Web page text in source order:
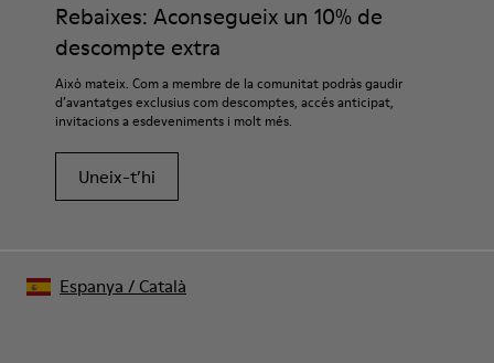
Rebaixes: Aconsegueix un 10% de
descompte extra
Això mateix. Com a membre de la comunitat podràs gaudir
d’avantatges exclusius com descomptes, accés anticipat,
invitacions a esdeveniments i molt més.
Uneix-t’hi
Espanya / Català